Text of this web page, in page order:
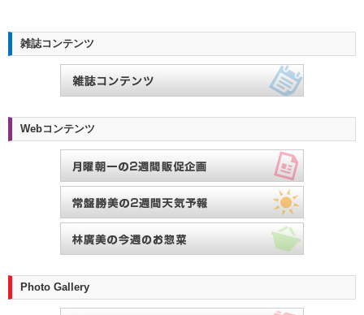
雑誌コンテンツ
Webコンテンツ
Photo Gallery